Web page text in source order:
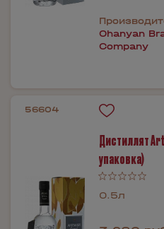
Ohanyan
Company
56604
Дистиллят
упаковка)
0.5л